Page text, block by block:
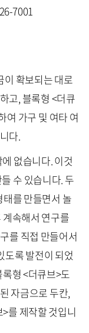
7001
이 확보되는 대로
고, 블록형 <더큐
여 가구 및 여타 여
다.
없습니다. 이것
수 있습니다. 두
를 만들면서 놀
속해서 연구를
를 직접 만들어서
도록 발전이 되었
형 <더큐브>도
자금으로 두칸,
를 제작할 것입니